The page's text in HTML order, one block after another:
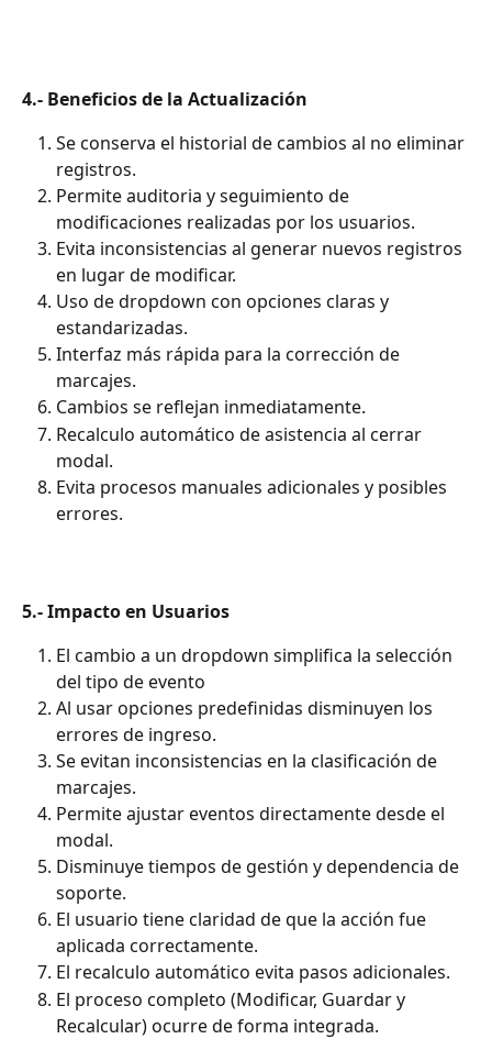
4.- Beneficios de la Actualización
Se conserva el historial de cambios al no eliminar
registros.
Permite auditoria y seguimiento de
modificaciones realizadas por los usuarios.
Evita inconsistencias al generar nuevos registros
en lugar de modificar.
Uso de dropdown con opciones claras y
estandarizadas.
Interfaz más rápida para la corrección de
marcajes.
Cambios se reflejan inmediatamente.
Recalculo automático de asistencia al cerrar
modal.
Evita procesos manuales adicionales y posibles
errores.
5.- Impacto en Usuarios
El cambio a un dropdown simplifica la selección
del tipo de evento
Al usar opciones predefinidas disminuyen los
errores de ingreso.
Se evitan inconsistencias en la clasificación de
marcajes.
Permite ajustar eventos directamente desde el
modal.
Disminuye tiempos de gestión y dependencia de
soporte.
El usuario tiene claridad de que la acción fue
aplicada correctamente.
El recalculo automático evita pasos adicionales.
El proceso completo (Modificar, Guardar y
Recalcular) ocurre de forma integrada.